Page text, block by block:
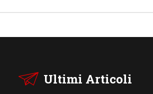
Ultimi Articoli